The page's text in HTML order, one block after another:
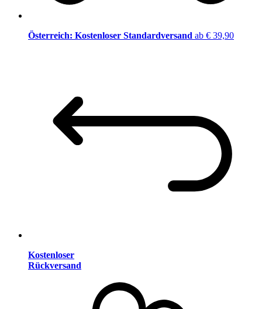
Österreich: Kostenloser Standardversand ab € 39,90
Kostenloser
Rückversand